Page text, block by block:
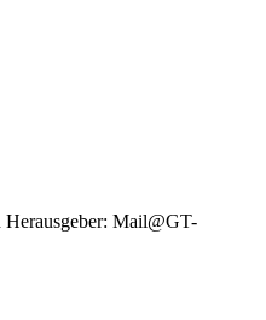
Herausgeber: Mail@GT-